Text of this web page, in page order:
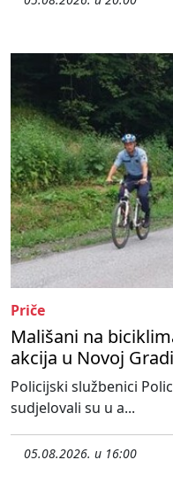
Priče
Mališani na
akcija u Novoj
Policijski službenici
sudjelovali su u a...
05.08.2026. u 16:00